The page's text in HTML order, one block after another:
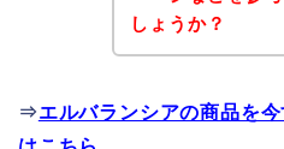
しょうか？
⇒エルバランシアの商品を